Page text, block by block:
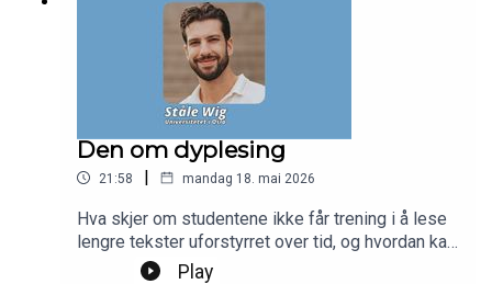
Den om dyplesing
21:58 | mandag 18. mai 2026
Hva skjer om studentene ikke får trening i å lese
lengre tekster uforstyrret over tid, og hvordan kan
vi hjelpe studentene med å øve på denne
Play